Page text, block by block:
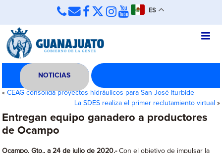
ES
NOTICIAS
«CEAG consolida proyectos hidráulicos para San José Iturbide
La SDES realiza el primer reclutamiento virtual »
Entregan equipo ganadero a productores
de Ocampo
Ocampo, Gto., a 24 de julio de 2020.-Con el objetivo de impulsar la